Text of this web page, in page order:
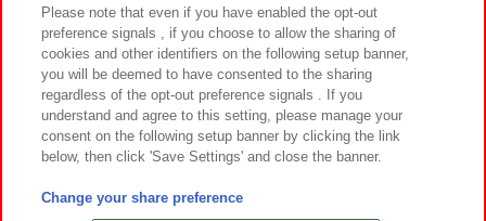
カスタマーハラスメント対応方針 よくあるご質問・お問い合わせ
©Bandai Namco Amusement Inc.
©Bandai Namco Amusement Lab Inc.
Please note that even if you have enabled the opt-out
preference signals , if you choose to allow the sharing of
cookies and other identifiers on the following setup banner,
you will be deemed to have consented to the sharing
regardless of the opt-out preference signals . If you
understand and agree to this setting, please manage your
consent on the following setup banner by clicking the link
below, then click 'Save Settings' and close the banner.
Change your share preference